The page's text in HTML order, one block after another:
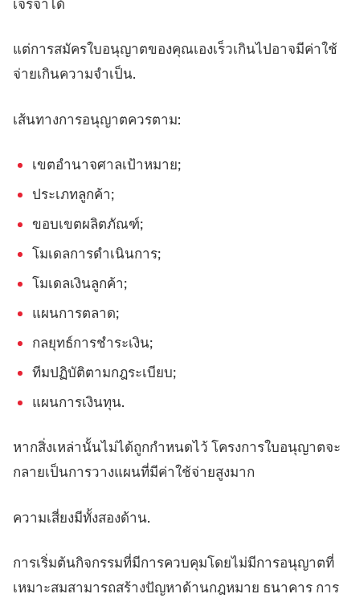
เจรจาได้
แต่การสมัครใบอนุญาตของคุณเองเร็วเกินไปอาจมีค่าใช้
จ่ายเกินความจำเป็น.
เส้นทางการอนุญาตควรตาม:
เขตอำนาจศาลเป้าหมาย;
ประเภทลูกค้า;
ขอบเขตผลิตภัณฑ์;
โมเดลการดำเนินการ;
โมเดลเงินลูกค้า;
แผนการตลาด;
กลยุทธ์การชำระเงิน;
ทีมปฏิบัติตามกฎระเบียบ;
แผนการเงินทุน.
หากสิ่งเหล่านั้นไม่ได้ถูกกำหนดไว้ โครงการใบอนุญาตจะ
กลายเป็นการวางแผนที่มีค่าใช้จ่ายสูงมาก
ความเสี่ยงมีทั้งสองด้าน.
การเริ่มต้นกิจกรรมที่มีการควบคุมโดยไม่มีการอนุญาตที่
เหมาะสมสามารถสร้างปัญหาด้านกฎหมาย ธนาคาร การ